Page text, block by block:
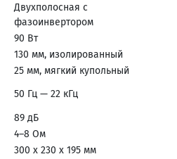
Двухполосная с
фазоинвертором
90 Вт
130 мм, изолированный
25 мм, мягкий купольный
50 Гц — 22 кГц
89 дБ
4–8 Ом
300 x 230 x 195 мм